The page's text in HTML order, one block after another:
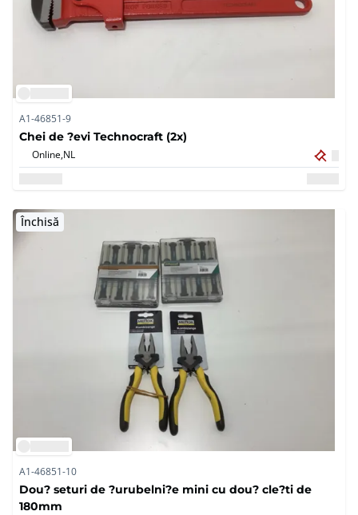
A1-46851-9
Chei de ?evi Technocraft (2x)
Online,NL
Închisă
A1-46851-10
Dou? seturi de ?urubelni?e mini cu dou? cle?ti de
180mm